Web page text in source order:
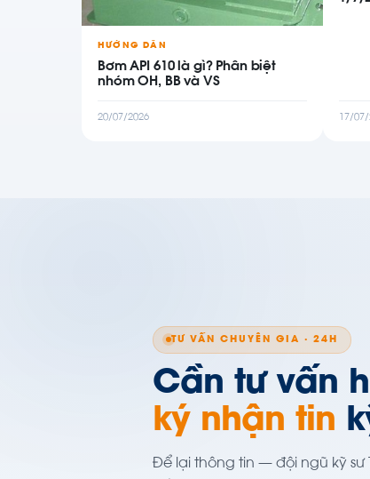
HƯỚNG DẪN
Bơm API 610 là gì? Phân biệt
nhóm OH, BB và VS
20/07/2026 17/
TƯ VẤN CHUYÊN GIA · 24H
Cần tư vấn
ký nhận tin
Để lại thông tin — đội ngũ kỹ sư